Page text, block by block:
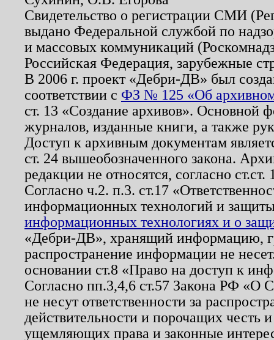
Свидетельство о регистрации СМИ
выдано Федеральной службой по
и массовых коммуникаций
Российская Федерация, зарубежные
В 2006 г. проект «Дебри-ДВ» был
соответствии с ФЗ № 125 «Об
ст. 13 «Создание архивов». Основной
журналов, изданные книги, а также
Доступ к архивным документам
ст. 24 вышеобозначенного закона.
редакции не относятся, согласно
Согласно ч.2. п.3. ст.17
информационных технологий и
информационных технологиях и о
«Дебри-ДВ», хранящий информацию,
распространение информации не
основании ст.8 «Право на доступ к
Согласно пп.3,4,6 ст.57 Закона РФ «О
не несут ответственности за
действительности и порочащих честь
ущемляющих права и законные